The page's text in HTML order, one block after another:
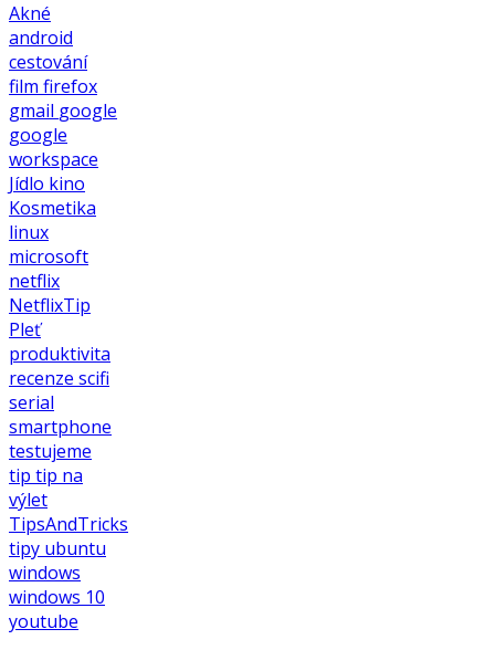
Akné
android
cestování
film firefox
gmail google
google
workspace
Jídlo kino
Kosmetika
linux
microsoft
netflix
NetflixTip
Pleť
produktivita
recenze scifi
serial
smartphone
testujeme
tip tip na
výlet
TipsAndTricks
tipy ubuntu
windows
windows 10
youtube